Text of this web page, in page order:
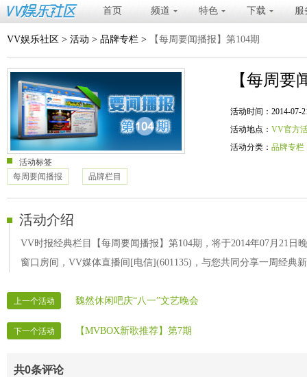
首页 频道 特色 下载 服
VV娱乐社区 > 活动 > 品牌专栏 > 【每周要闻播报】第104期
【每周要
活动时间：2014-07-
活动地点： VV官方
活动分类： 品牌专栏
活动标签
每周要闻播报
品牌栏目
活动介绍
VV时报经典栏目【每周要闻播报】第104期，将于2014年07月21日
窗口房间，VV媒体直播间[电信](601135)，与您共同分享一周经典
上一个活动 魏然休闲吧庆“八一”文艺晚会
下一个活动 【MVBOX新歌推荐】第7期
共0条评论